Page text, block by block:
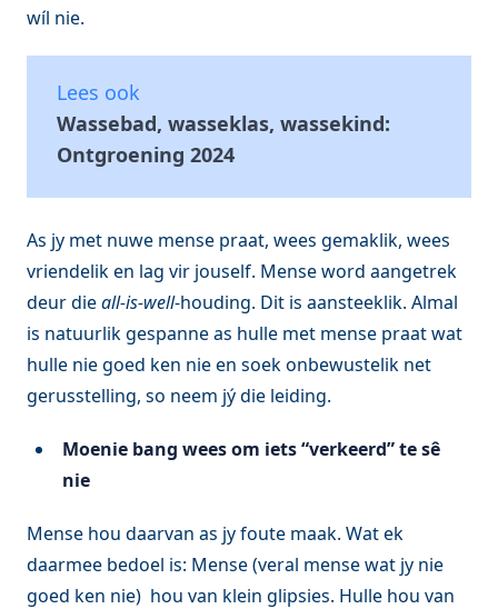
wíl nie.
Lees ook
Wassebad, wasseklas, wassekind:
Ontgroening 2024
As jy met nuwe mense praat, wees gemaklik, wees
vriendelik en lag vir jouself. Mense word aangetrek
deur dieall-is-well-houding. Dit is aansteeklik. Almal
is natuurlik gespanne as hulle met mense praat wat
hulle nie goed ken nie en soek onbewustelik net
gerusstelling, so neem jý die leiding.
Moenie bang wees om iets “verkeerd” te sê
nie
Mense hou daarvan as jy foute maak. Wat ek
daarmee bedoel is: Mense (veral mense wat jy nie
goed ken nie) hou van klein glipsies. Hulle hou van